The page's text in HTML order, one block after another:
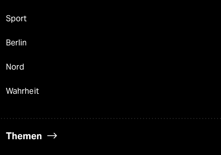
Sport
Berlin
Nord
Wahrheit
Themen